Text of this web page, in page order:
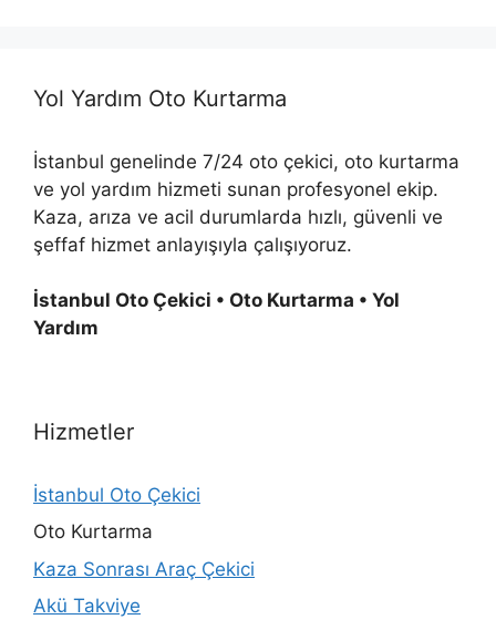
Yol Yardım Oto Kurtarma
İstanbul genelinde 7/24 oto çekici, oto kurtarma
ve yol yardım hizmeti sunan profesyonel ekip.
Kaza, arıza ve acil durumlarda hızlı, güvenli ve
şeffaf hizmet anlayışıyla çalışıyoruz.
İstanbul Oto Çekici • Oto Kurtarma • Yol
Yardım
Hizmetler
İstanbul Oto Çekici
Oto Kurtarma
Kaza Sonrası Araç Çekici
Akü Takviye